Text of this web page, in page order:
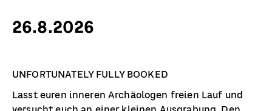
26.8.2026
UNFORTUNATELY FULLY BOOKED
Lasst euren inneren Archäologen freien Lauf und